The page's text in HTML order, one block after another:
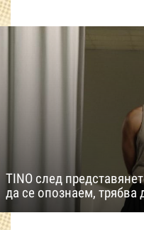
TINO след
да се опознаем, трябва